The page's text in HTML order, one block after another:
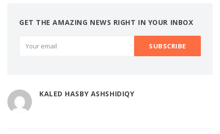
GET THE AMAZING NEWS RIGHT IN YOUR INBOX
KALED HASBY ASHSHIDIQY